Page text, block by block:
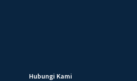
Hubungi Kami